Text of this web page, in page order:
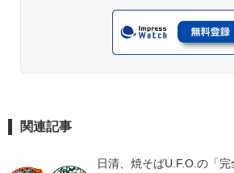
関連記事
日清、焼そばU.F.O.の「